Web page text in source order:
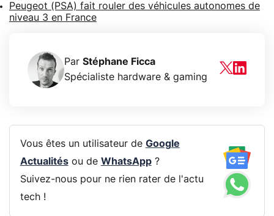
Peugeot (PSA) fait rouler des véhicules autonomes de
niveau 3 en France
Par Stéphane Ficca
Spécialiste hardware & gaming
Vous êtes un utilisateur de Google
Actualitésou de WhatsApp?
Suivez-nous pour ne rien rater de l'actu
tech !